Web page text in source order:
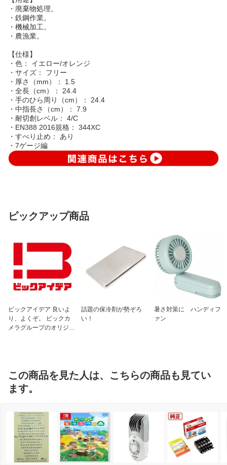
・廃棄物処理。
・鉄鋼作業。
・機械加工。
・農漁業。
【仕様】
・色： イエロー/オレンジ
・サイズ： フリー
・厚さ（mm）： 1.5
・全長（cm）： 24.4
・手のひら周り（cm）： 24.4
・中指長さ（cm）： 7.9
・耐切創レベル： 4/C
・EN388 2016規格： 344XC
・すべり止め： あり
・7ゲージ編
ピックアップ商品
ビックアイデア 良いよ
り、よくぞ。 ビックカ
メラグループのオリジナ
話題の保冷剤が勢ぞろ
い！
暑さ対策に ハンディフ
ァン
この商品を見た人は、こちらの商品も見てい
ます。